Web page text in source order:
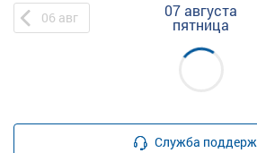
06 авг 07 августа
пятница
Служба